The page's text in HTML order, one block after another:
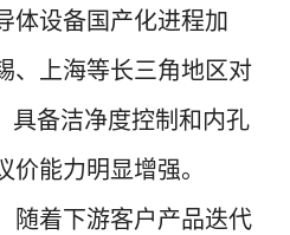
体设备国产化进程加
、上海等长三角地区对
具备洁净度控制和内孔
能力明显增强。
随着下游客户产品迭代